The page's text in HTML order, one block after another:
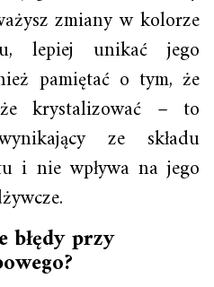
zmiany w kolorze
lepiej unikać jego
pamiętać o tym, że
krystalizować – to
ze składu
i nie wpływa na jego
błędy przy